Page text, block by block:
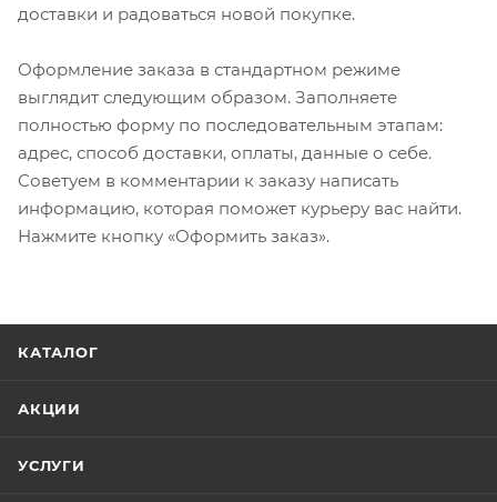
доставки и радоваться новой покупке.
Оформление заказа в стандартном режиме
выглядит следующим образом. Заполняете
полностью форму по последовательным этапам:
адрес, способ доставки, оплаты, данные о себе.
Советуем в комментарии к заказу написать
информацию, которая поможет курьеру вас найти.
Нажмите кнопку «Оформить заказ».
КАТАЛОГ
АКЦИИ
УСЛУГИ